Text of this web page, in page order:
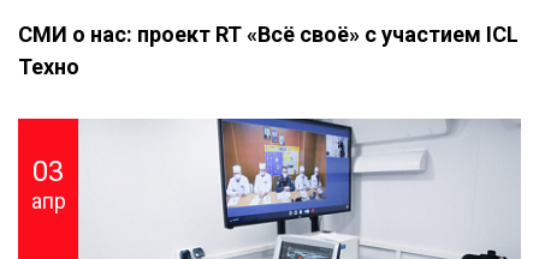
СМИ о нас: проект RT «Всё своё» с участием ICL
Техно
03
апр